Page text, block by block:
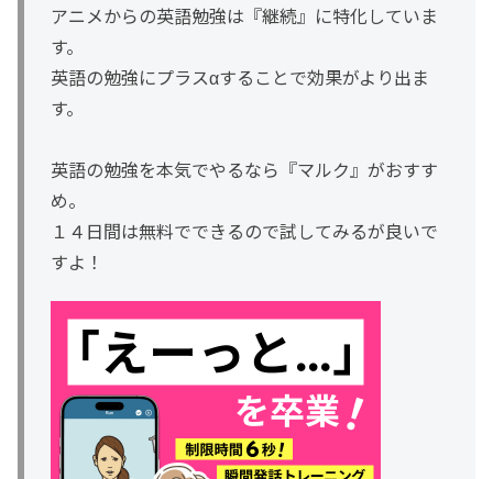
アニメからの英語勉強は『継続』に特化していま
す。
英語の勉強にプラスαすることで効果がより出ま
す。
英語の勉強を本気でやるなら『マルク』がおすす
め。
１４日間は無料でできるので試してみるが良いで
すよ！